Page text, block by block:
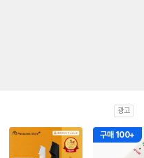
광고
구매 100+